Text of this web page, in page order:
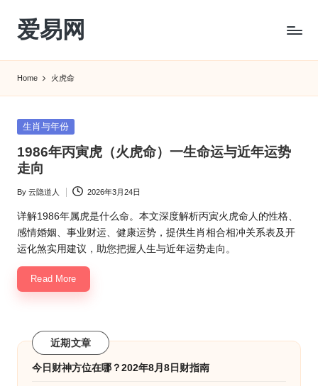
Skip
content
爱易网
转
农
历
阴
查
询
_2ebc.com
Home 火虎命
Posted
生肖与年份
1986年丙寅虎（火虎命）一生命运与近年运势
走向
Posted
by
By 云隐道人 2026年3月24日
详解1986年属虎是什么命。本文深度解析丙寅火虎命人的性格、
感情婚姻、事业财运、健康运势，提供生肖相合相冲关系表及开
运化煞实用建议，助您把握人生与近年运势走向。
Read More
近期文章
今日财神方位在哪？202年8月8日财指南